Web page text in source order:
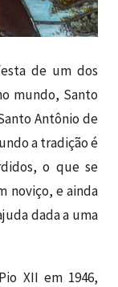
de um dos
mundo, Santo
Antônio de
a tradição é
o que se
noviço, e ainda
dada a uma
XII em 1946,